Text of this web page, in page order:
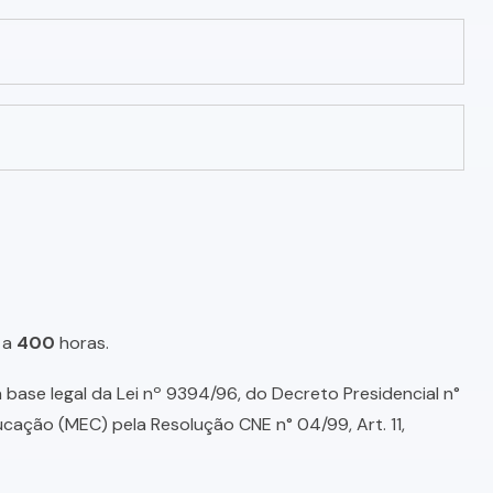
400 horas.
legal da Lei nº 9394/96, do Decreto Presidencial n°
(MEC) pela Resolução CNE n° 04/99, Art. 11,